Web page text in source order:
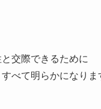
交際できるために
べて明らかになりま